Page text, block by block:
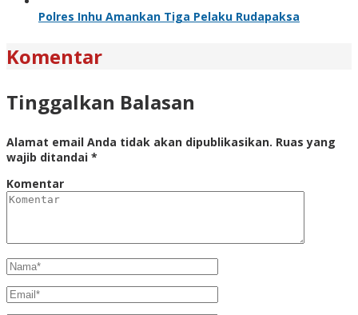
Polres Inhu Amankan Tiga Pelaku Rudapaksa
Komentar
Tinggalkan Balasan
Alamat email Anda tidak akan dipublikasikan. Ruas yang
wajib ditandai *
Komentar